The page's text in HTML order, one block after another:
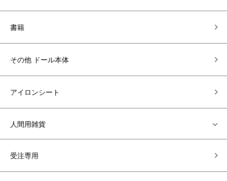
書籍
その他 ドール本体
アイロンシート
人間用雑貨
受注専用